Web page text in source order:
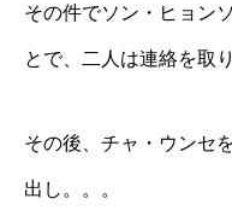
その件でソン・ヒョン
とで、二人は連絡を取
その後、チャ・ウンセ
出し。。。